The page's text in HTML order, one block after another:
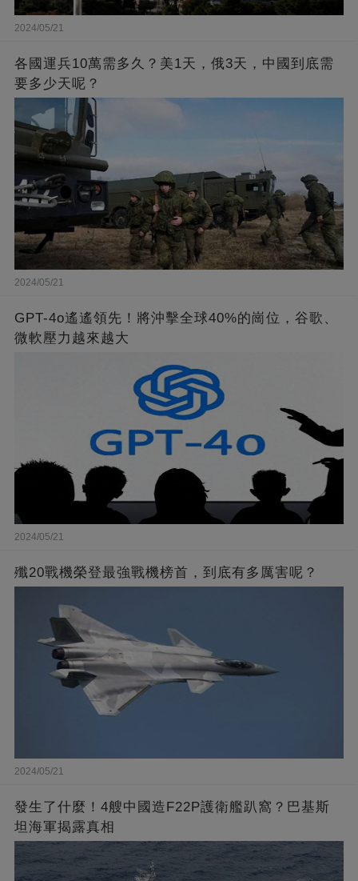
2024/05/21
各國運兵10萬需多久？美1天，俄3天，中國到底需
要多少天呢？
2024/05/21
GPT-4o遙遙領先！將沖擊全球40%的崗位，谷歌、
微軟壓力越來越大
2024/05/21
殲20戰機榮登最強戰機榜首，到底有多厲害呢？
2024/05/21
發生了什麼！4艘中國造F22P護衛艦趴窩？巴基斯
坦海軍揭露真相